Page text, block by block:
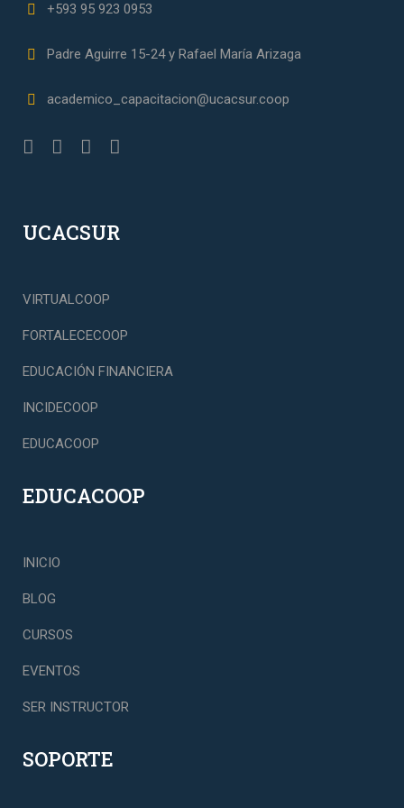
+593 95 923 0953
Padre Aguirre 15-24 y Rafael María Arizaga
academico_capacitacion@ucacsur.coop
UCACSUR
VIRTUALCOOP
FORTALECECOOP
EDUCACIÓN FINANCIERA
INCIDECOOP
EDUCACOOP
EDUCACOOP
INICIO
BLOG
CURSOS
EVENTOS
SER INSTRUCTOR
SOPORTE